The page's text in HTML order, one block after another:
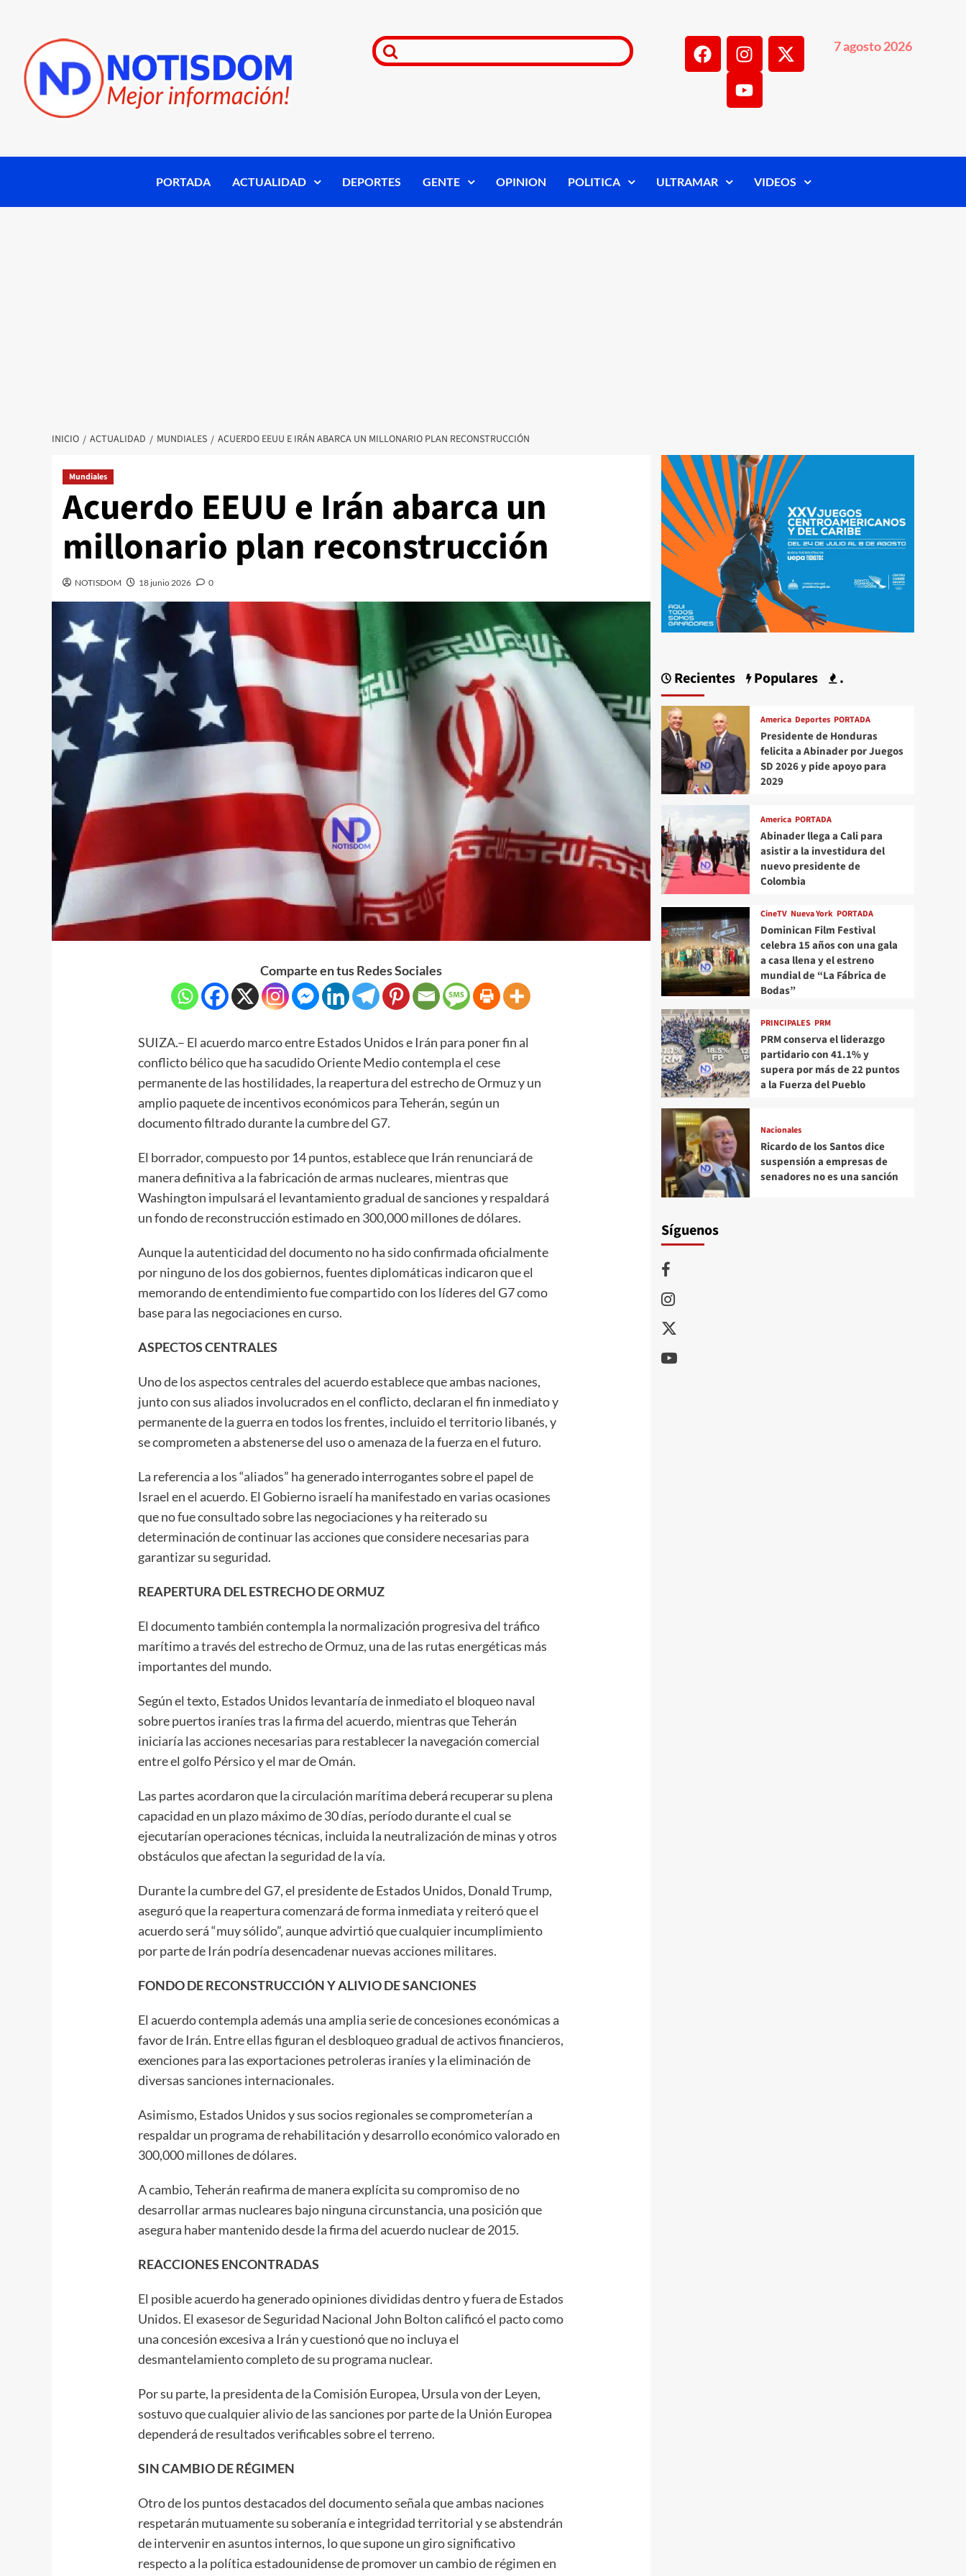
7 agosto 2026
PORTADA ACTUALIDAD DEPORTES GENTE OPINION POLITICA ULTRAMAR VIDEOS
INICIO ACTUALIDAD MUNDIALES ACUERDO EEUU E IRÁN ABARCA UN MILLONARIO PLAN RECONSTRUCCIÓN
Mundiales
Acuerdo EEUU e Irán abarca un
millonario plan reconstrucción
NOTISDOM 18 junio 2026 0
Comparte en tus Redes Sociales
SUIZA.– El acuerdo marco entre Estados Unidos e Irán para poner fin al
conflicto bélico que ha sacudido Oriente Medio contempla el cese
permanente de las hostilidades, la reapertura del estrecho de Ormuz y un
amplio paquete de incentivos económicos para Teherán, según un
documento filtrado durante la cumbre del G7.
El borrador, compuesto por 14 puntos, establece que Irán renunciará de
manera definitiva a la fabricación de armas nucleares, mientras que
Washington impulsará el levantamiento gradual de sanciones y respaldará
un fondo de reconstrucción estimado en 300,000 millones de dólares.
Aunque la autenticidad del documento no ha sido confirmada oficialmente
por ninguno de los dos gobiernos, fuentes diplomáticas indicaron que el
memorando de entendimiento fue compartido con los líderes del G7 como
base para las negociaciones en curso.
ASPECTOS CENTRALES
Uno de los aspectos centrales del acuerdo establece que ambas naciones,
junto con sus aliados involucrados en el conflicto, declaran el fin inmediato y
permanente de la guerra en todos los frentes, incluido el territorio libanés, y
se comprometen a abstenerse del uso o amenaza de la fuerza en el futuro.
La referencia a los “aliados” ha generado interrogantes sobre el papel de
Israel en el acuerdo. El Gobierno israelí ha manifestado en varias ocasiones
que no fue consultado sobre las negociaciones y ha reiterado su
determinación de continuar las acciones que considere necesarias para
garantizar su seguridad.
REAPERTURA DEL ESTRECHO DE ORMUZ
El documento también contempla la normalización progresiva del tráfico
marítimo a través del estrecho de Ormuz, una de las rutas energéticas más
importantes del mundo.
Según el texto, Estados Unidos levantaría de inmediato el bloqueo naval
sobre puertos iraníes tras la firma del acuerdo, mientras que Teherán
iniciaría las acciones necesarias para restablecer la navegación comercial
entre el golfo Pérsico y el mar de Omán.
Las partes acordaron que la circulación marítima deberá recuperar su plena
capacidad en un plazo máximo de 30 días, período durante el cual se
ejecutarían operaciones técnicas, incluida la neutralización de minas y otros
obstáculos que afectan la seguridad de la vía.
Durante la cumbre del G7, el presidente de Estados Unidos, Donald Trump,
aseguró que la reapertura comenzará de forma inmediata y reiteró que el
acuerdo será “muy sólido”, aunque advirtió que cualquier incumplimiento
por parte de Irán podría desencadenar nuevas acciones militares.
FONDO DE RECONSTRUCCIÓN Y ALIVIO DE SANCIONES
El acuerdo contempla además una amplia serie de concesiones económicas a
favor de Irán. Entre ellas figuran el desbloqueo gradual de activos financieros,
exenciones para las exportaciones petroleras iraníes y la eliminación de
diversas sanciones internacionales.
Asimismo, Estados Unidos y sus socios regionales se comprometerían a
respaldar un programa de rehabilitación y desarrollo económico valorado en
300,000 millones de dólares.
A cambio, Teherán reafirma de manera explícita su compromiso de no
desarrollar armas nucleares bajo ninguna circunstancia, una posición que
asegura haber mantenido desde la firma del acuerdo nuclear de 2015.
REACCIONES ENCONTRADAS
El posible acuerdo ha generado opiniones divididas dentro y fuera de Estados
Unidos. El exasesor de Seguridad Nacional John Bolton calificó el pacto como
una concesión excesiva a Irán y cuestionó que no incluya el
desmantelamiento completo de su programa nuclear.
Por su parte, la presidenta de la Comisión Europea, Ursula von der Leyen,
sostuvo que cualquier alivio de las sanciones por parte de la Unión Europea
dependerá de resultados verificables sobre el terreno.
SIN CAMBIO DE RÉGIMEN
Otro de los puntos destacados del documento señala que ambas naciones
respetarán mutuamente su soberanía e integridad territorial y se abstendrán
de intervenir en asuntos internos, lo que supone un giro significativo
respecto a la política estadounidense de promover un cambio de régimen en
Recientes Populares .
America Deportes PORTADA
Presidente de Honduras
felicita a Abinader por Juegos
SD 2026 y pide apoyo para
2029
America PORTADA
Abinader llega a Cali para
asistir a la investidura del
nuevo presidente de
Colombia
CineTV Nueva York PORTADA
Dominican Film Festival
celebra 15 años con una gala
a casa llena y el estreno
mundial de “La Fábrica de
Bodas”
PRINCIPALES PRM
PRM conserva el liderazgo
partidario con 41.1% y
supera por más de 22 puntos
a la Fuerza del Pueblo
Nacionales
Ricardo de los Santos dice
suspensión a empresas de
senadores no es una sanción
Síguenos